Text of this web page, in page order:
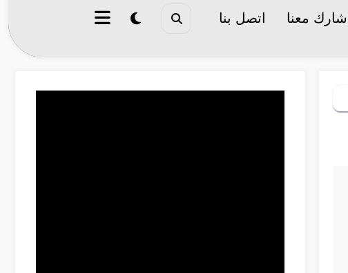
شارك معنا اتصل بنا